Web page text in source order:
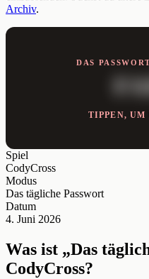
Archiv.
DAS
TIPPEN,
Spiel
CodyCross
Modus
Das tägliche Passwort
Datum
4. Juni 2026
Was ist „Das
CodyCross?